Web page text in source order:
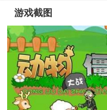
游戏截图